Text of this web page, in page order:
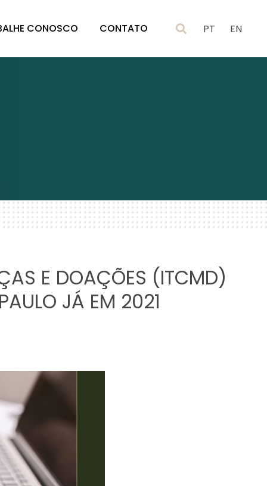
CONOSCO CONTATO PT EN
E DOAÇÕES (ITCMD)
JÁ EM 2021